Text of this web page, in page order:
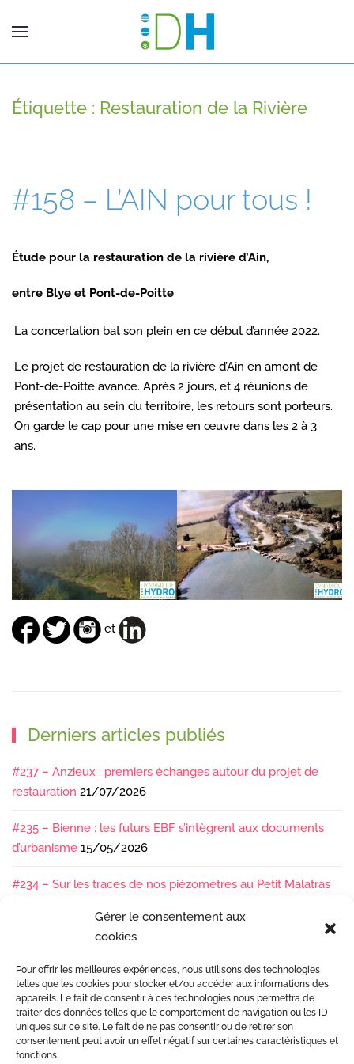
Gérer le consentement aux
cookies
Pour offrir les meilleures expériences, nous utilisons des technologies
telles que les cookies pour stocker et/ou accéder aux informations des
appareils. Le fait de consentir à ces technologies nous permettra de
traiter des données telles que le comportement de navigation ou les ID
uniques sur ce site. Le fait de ne pas consentir ou de retirer son
consentement peut avoir un effet négatif sur certaines caractéristiques et
fonctions.
Étiquette : Restauration de la Rivière
#158 – L’AIN pour tous !
Étude pour la restauration de la rivière d’Ain,
entre Blye et Pont-de-Poitte
La concertation bat son plein en ce début d’année 2022.
Le projet de restauration de la rivière d’Ain en amont de
Pont-de-Poitte avance. Après 2 jours, et 4 réunions de
présentation au sein du territoire, les retours sont porteurs.
On garde le cap pour une mise en œuvre dans les 2 à 3
ans.
et
Derniers articles publiés
#237 – Anzieux : premiers échanges autour du projet de
restauration 21/07/2026
#235 – Bienne : les futurs EBF s’intègrent aux documents
d’urbanisme 15/05/2026
#234 – Sur les traces de nos piézomètres au Petit Malatras
#233 – Les sédiments, ça se suit en équipe !
#232 – Sur le terrain avec l’Isère : ça bouge sous nos pieds !
07/04/2026